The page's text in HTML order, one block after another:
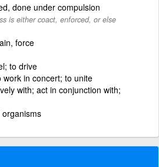
done under compulsion
is either coact, enforced, or else
force
to drive
work in concert; to unite
with; act in conjunction with;